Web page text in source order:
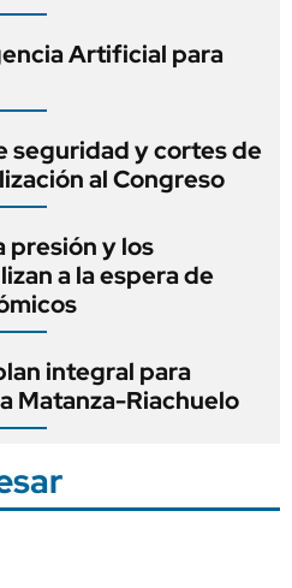
Artificial para
seguridad y cortes de
al Congreso
presión y los
a la espera de
integral para
Matanza-Riachuelo